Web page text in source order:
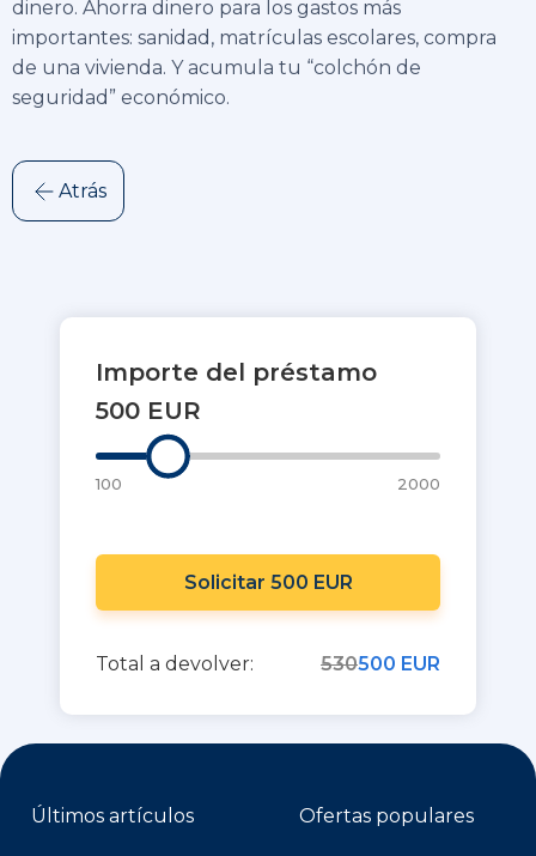
dinero. Ahorra dinero para los gastos más
importantes: sanidad, matrículas escolares, compra
de una vivienda. Y acumula tu “colchón de
seguridad” económico.
Atrás
Importe del préstamo
500 EUR
100 2000
Solicitar 500 EUR
Total a devolver: 530500 EUR
Últimos artículos Ofertas populares